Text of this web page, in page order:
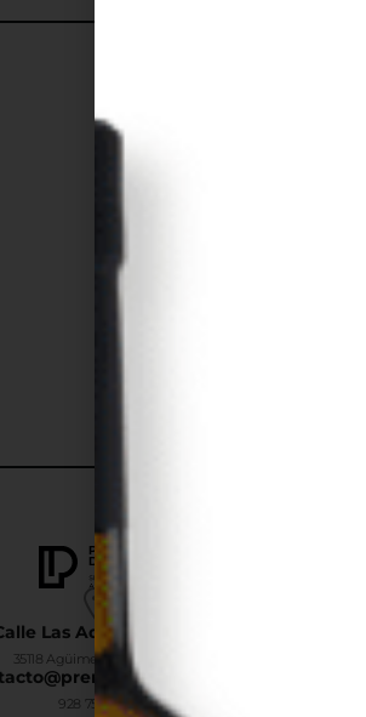
Las Adelfas Nº6-B
35118 Agüimes, Las Palmas
928 754 363